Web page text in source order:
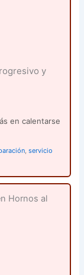
y
en calentarse
,servicio